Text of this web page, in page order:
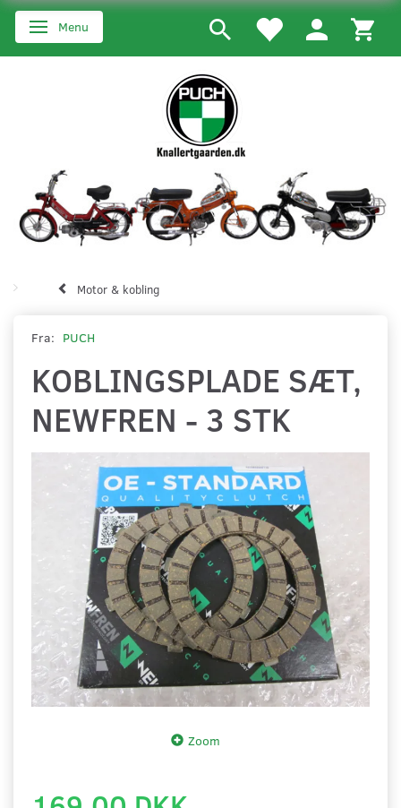
Skifte navigation
Menu
Motor & kobling
Fra: PUCH
KOBLINGSPLADE SÆT,
NEWFREN - 3 STK
Zoom